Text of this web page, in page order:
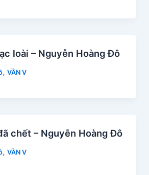
loài – Nguyễn Hoàng Đô
, VẦN V
chết – Nguyễn Hoàng Đô
, VẦN V